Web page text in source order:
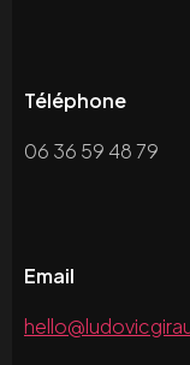
Téléphone
06 36 59 48 79
Email